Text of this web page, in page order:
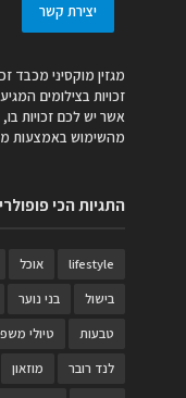
יצירת קשר
מגזין מוקסיני מכבד
זכויות בצילומים
אשר יש לכם זכויות
מהשימוש באמצעות
התגיות הכי
lifestyle אוכל
בישול
בני נוער
טבעות
טיולי
לנד רובר
מוזאון